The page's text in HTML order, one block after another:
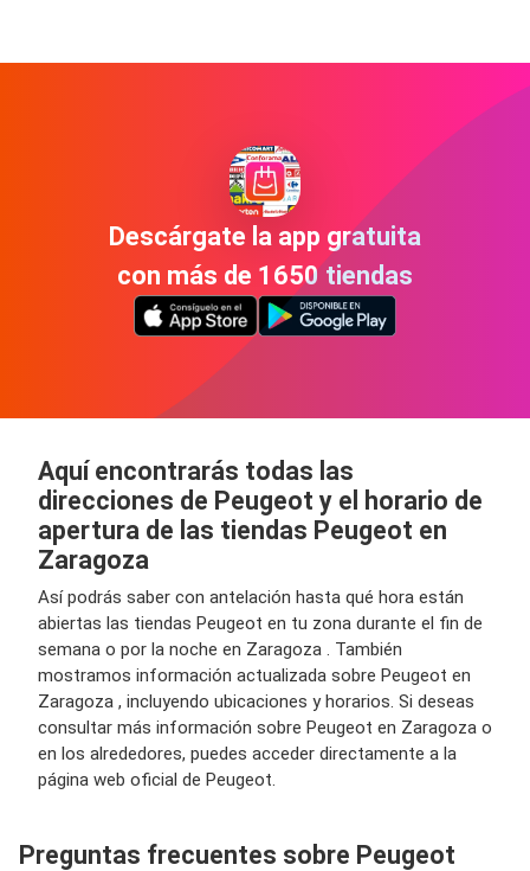
Descárgate la app gratuita
con más de 1650 tiendas
Aquí encontrarás todas las
direcciones de Peugeot y el horario de
apertura de las tiendas Peugeot en
Zaragoza
Así podrás saber con antelación hasta qué hora están
abiertas las tiendas Peugeot en tu zona durante el fin de
semana o por la noche en Zaragoza . También
mostramos información actualizada sobre Peugeot en
Zaragoza , incluyendo ubicaciones y horarios. Si deseas
consultar más información sobre Peugeot en Zaragoza o
en los alrededores, puedes acceder directamente a la
página web oficial de Peugeot.
Preguntas frecuentes sobre Peugeot